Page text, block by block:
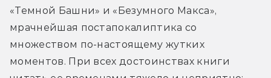
«Темной Башни» и «Безумного Макса»,
мрачнейшая постапокалиптика со
множеством по-настоящему жутких
моментов. При всех достоинствах книги